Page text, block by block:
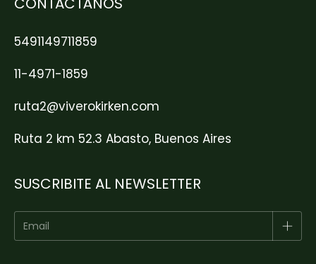
5491149711859
11-4971-1859
ruta2@viverokirken.com
Ruta 2 km 52.3 Abasto, Buenos Aires
SUSCRIBITE AL NEWSLETTER